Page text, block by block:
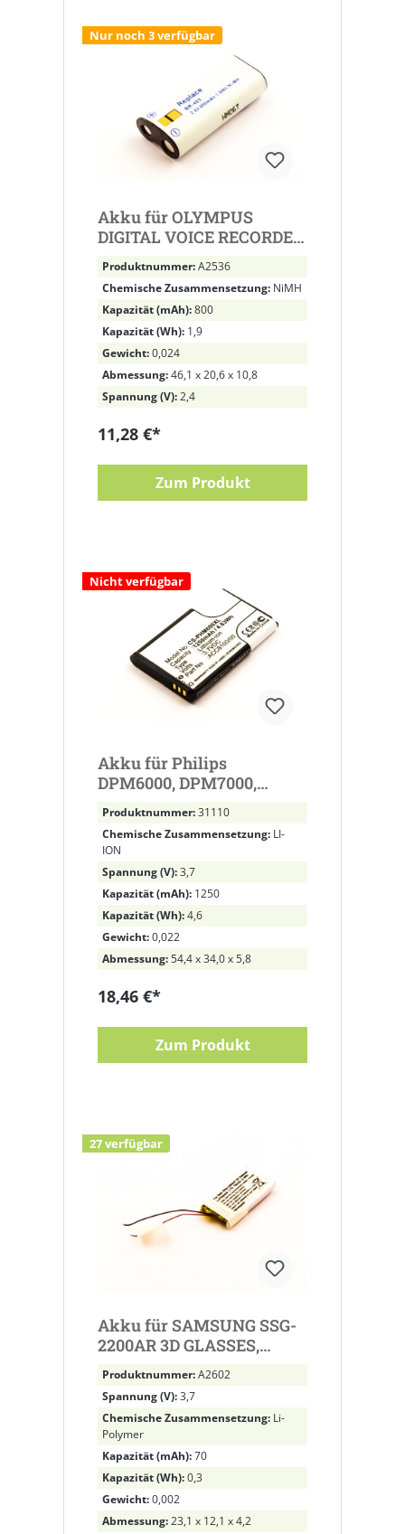
Nur noch 3 verfügbar
Akku für OLYMPUS
DIGITAL VOICE RECORDER
DS-2300, DS-3300, DS-5000,
DS-5000ID, BR-403
Produktnummer:A2536
Chemische Zusammensetzung: NiMH
Kapazität (mAh):800
Kapazität (Wh): 1,9
Gewicht:0,024
Abmessung:46,1 x 20,6 x 10,8
Spannung (V):2,4
11,28 €*
Zum Produkt
Nicht verfügbar
Akku für Philips
DPM6000, DPM7000,
DPM8100, DPM8500,
DPM8000 ersetzt 8403 810
00011, ACC8100
Produktnummer:31110
Chemische Zusammensetzung: LI-
ION
Spannung (V):3,7
Kapazität (mAh): 1250
Kapazität (Wh):4,6
Gewicht:0,022
Abmessung:54,4 x 34,0 x 5,8
18,46 €*
Zum Produkt
27 verfügbar
Akku für SAMSUNG SSG-
2200AR 3D GLASSES,
BN81-04794A ersetzt
SP381223AB
Produktnummer:A2602
Spannung (V):3,7
Chemische Zusammensetzung: Li-
Polymer
Kapazität (mAh):70
Kapazität (Wh):0,3
Gewicht:0,002
Abmessung:23,1 x 12,1 x 4,2